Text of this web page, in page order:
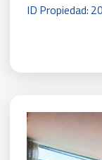
ID Propiedad: